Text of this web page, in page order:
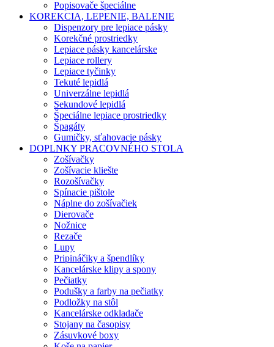
Popisovače špeciálne
KOREKCIA, LEPENIE, BALENIE
Dispenzory pre lepiace pásky
Korekčné prostriedky
Lepiace pásky kancelárske
Lepiace rollery
Lepiace tyčinky
Tekuté lepidlá
Univerzálne lepidlá
Sekundové lepidlá
Špeciálne lepiace prostriedky
Špagáty
Gumičky, sťahovacie pásky
DOPLNKY PRACOVNÉHO STOLA
Zošívačky
Zošívacie kliešte
Rozošívačky
Spínacie pištole
Náplne do zošívačiek
Dierovače
Nožnice
Rezače
Lupy
Pripináčiky a špendlíky
Kancelárske klipy a spony
Pečiatky
Podušky a farby na pečiatky
Podložky na stôl
Kancelárske odkladače
Stojany na časopisy
Zásuvkové boxy